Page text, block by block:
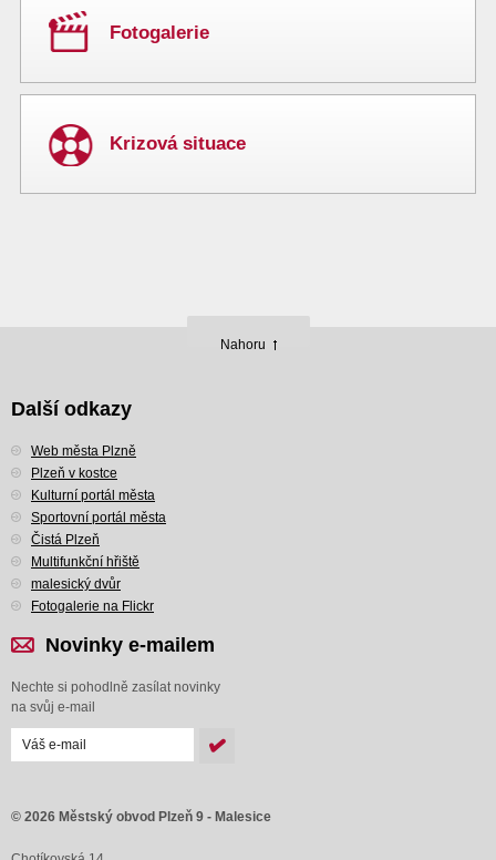
Fotogalerie
Krizová situace
Nahoru
Další odkazy
Web města Plzně
Plzeň v kostce
Kulturní portál města
Sportovní portál města
Čistá Plzeň
Multifunkční hřiště
malesický dvůr
Fotogalerie na Flickr
Novinky e-mailem
Nechte si pohodlně zasílat novinky
na svůj e-mail
© 2026 Městský obvod Plzeň 9 - Malesice